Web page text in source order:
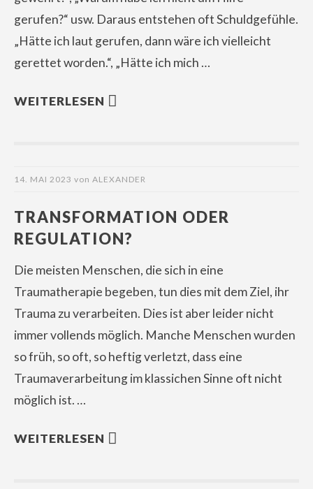
gerufen?“ usw. Daraus entstehen oft Schuldgefühle.
„Hätte ich laut gerufen, dann wäre ich vielleicht
gerettet worden.“, „Hätte ich mich …
WEITERLESEN
14. MAI 2023 von ALEXANDER
TRANSFORMATION ODER
REGULATION?
Die meisten Menschen, die sich in eine
Traumatherapie begeben, tun dies mit dem Ziel, ihr
Trauma zu verarbeiten. Dies ist aber leider nicht
immer vollends möglich. Manche Menschen wurden
so früh, so oft, so heftig verletzt, dass eine
Traumaverarbeitung im klassichen Sinne oft nicht
möglich ist. …
WEITERLESEN